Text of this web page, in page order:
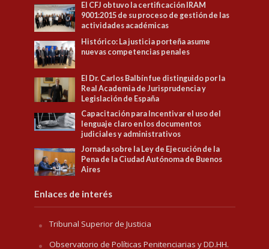
El CFJ obtuvo la certificación IRAM
9001:2015 de su proceso de gestión de las
actividades académicas
Histórico: La justicia porteña asume
nuevas competencias penales
El Dr. Carlos Balbín fue distinguido por la
Real Academia de Jurisprudencia y
Legislación de España
Capacitación para Incentivar el uso del
lenguaje claro en los documentos
judiciales y administrativos
Jornada sobre la Ley de Ejecución de la
Pena de la Ciudad Autónoma de Buenos
Aires
Enlaces de interés
Tribunal Superior de Justicia
Observatorio de Políticas Penitenciarias y DD.HH.